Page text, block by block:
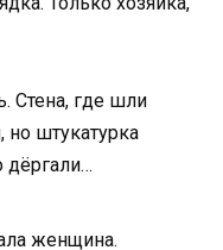
Стена, где шли
штукатурка
дёргали…
женщина.